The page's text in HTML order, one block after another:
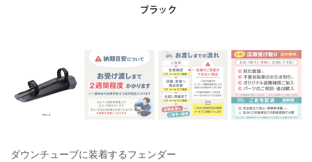
ダウンチューブに装着するフェンダー